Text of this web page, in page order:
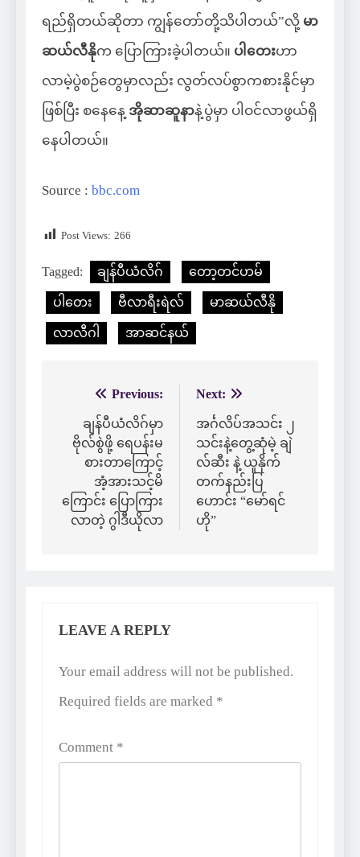
ရည်ရှိတယ်ဆိုတာ ကျွန်တော်တို့သိပါတယ်”လို့ မာ
ဆယ်လီနိုက ပြောကြားခဲ့ပါတယ်။ ပါတေးဟာ
လာမဲ့ပွဲစဉ်တွေမှာလည်း လွတ်လပ်စွာကစားနိုင်မှာ
ဖြစ်ပြီး စနေနေ့ အိုဆာဆူနာနဲ့ပွဲမှာ ပါဝင်လာဖွယ်ရှိ
နေပါတယ်။
Source : bbc.com
Post Views: 266
Tagged: ချန်ပီယံလိဂ် တော့တင်ဟမ်
ပါတေး ဗီလာရီးရဲလ် မာဆယ်လီနို
လာလီဂါ အာဆင်နယ်
navigation
Previous:
ချန်ပီယံလိဂ်မှာ
ဗိုလ်စွဲဖို့ ရေပန်းမ
စားတာကြောင့်
အံ့အားသင့်မိ
ကြောင်း ပြောကြား
လာတဲ့ ဂွါဒီယိုလာ
Next:
အင်္ဂလိပ်အသင်း ၂
သင်းနဲ့တွေ့ဆုံမဲ့ ချဲ
လ်ဆီး နဲ့ ယူနိုက်
တက်နည်းပြ
ဟောင်း “မော်ရင်
ဟို”
LEAVE A REPLY
Your email address will not be published.
Required fields are marked *
Comment *
Alternative: